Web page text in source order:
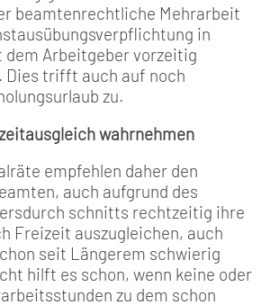
beamtenrechtliche Mehrarbeit
in
Arbeitgeber vorzeitig
Dies trifft auch auf noch
zu.
wahrnehmen
empfeh­len daher den
auch aufgrund des
schnitts rechtzeitig ihre
Freizeit auszugleichen, auch
seit Längerem schwierig
hilft es schon, wenn keine oder
zu dem schon